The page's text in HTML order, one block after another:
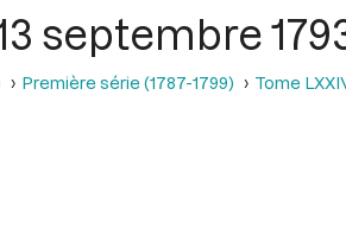
septembre
Première série (1787-1799)
Tome